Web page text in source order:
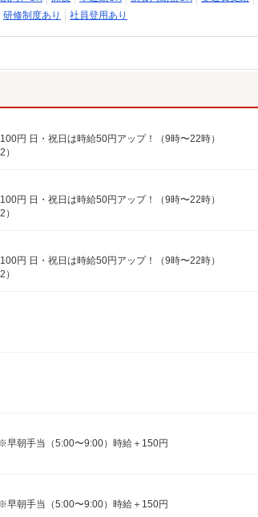
研修制度あり 社員登用あり
円 日・祝日は時給50円アップ！（9時〜22時）
円 日・祝日は時給50円アップ！（9時〜22時）
円 日・祝日は時給50円アップ！（9時〜22時）
朝手当（5:00〜9:00）時給＋150円
朝手当（5:00〜9:00）時給＋150円